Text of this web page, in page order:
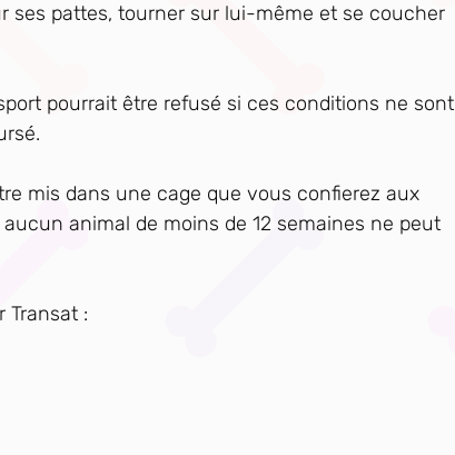
ses pattes, tourner sur lui-même et se coucher
pourrait être refusé si ces conditions ne sont
mis dans une cage que vous confierez aux
animal de moins de 12 semaines ne peut
Transat :